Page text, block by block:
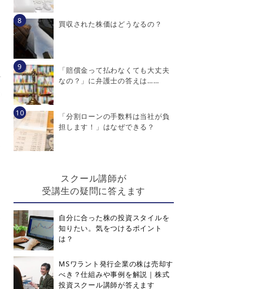
買収された株価はどうなるの？
「賠償金って払わなくても大丈夫
なの？」に弁護士の答えは……
「分割ローンの手数料は当社が負
担します！」はなぜできる？
スクール講師が
受講生の疑問に答えます
自分に合った株の投資スタイルを
知りたい。気をつけるポイント
は？
MSワラント発行企業の株は売却す
べき？仕組みや事例を解説｜株式
投資スクール講師が答えます